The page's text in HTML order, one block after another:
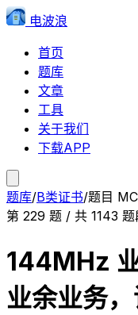
电波浪
首页
题库
文章
工具
关于我们
下载APP
题库/B类证书/题目
第 229 题 / 共 1143 题
144MHz
业余业务